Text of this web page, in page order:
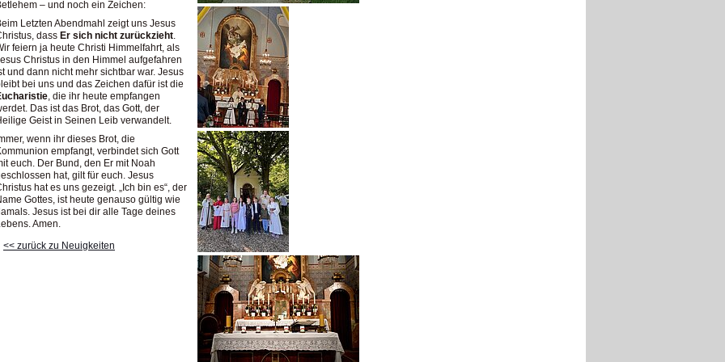
– und noch ein Zeichen:
Letzten Abendmahl zeigt uns Jesus
dass Er sich nicht zurückzieht.
feiern ja heute Christi Himmelfahrt, als
Christus in den Himmel aufgefahren
und dann nicht mehr sichtbar war. Jesus
bei uns und das Zeichen dafür ist die
, die ihr heute empfangen
Das ist das Brot, das Gott, der
Geist in Seinen Leib verwandelt.
wenn ihr dieses Brot, die
empfangt, verbindet sich Gott
euch. Der Bund, den Er mit Noah
hat, gilt für euch. Jesus
hat es uns gezeigt. „Ich bin es“, der
Gottes, ist heute genauso gültig wie
Jesus ist bei dir alle Tage deines
Amen.
<< zurück zu Neuigkeiten